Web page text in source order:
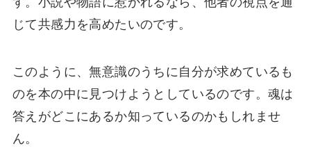
じて共感力を高めたいのです。
このように、無意識のうちに自分が求めているも
のを本の中に見つけようとしているのです。魂は
答えがどこにあるか知っているのかもしれませ
ん。